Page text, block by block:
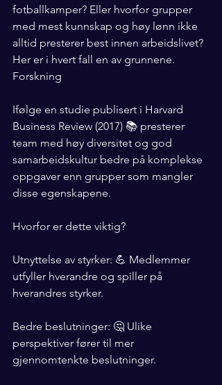
fotballkamper? Eller hvorfor grupper
med mest kunnskap og høy lønn ikke
alltid presterer best innen arbeidslivet?
Her er i hvert fall en av grunnene.
Forskning
Ifølge en studie publisert i Harvard
Business Review (2017) 📚 presterer
team med høy diversitet og god
samarbeidskultur bedre på komplekse
oppgaver enn grupper som mangler
disse egenskapene.
Hvorfor er dette viktig?
Utnyttelse av styrker: 💪 Medlemmer
utfyller hverandre og spiller på
hverandres styrker.
Bedre beslutninger: 🤔 Ulike
perspektiver fører til mer
gjennomtenkte beslutninger.